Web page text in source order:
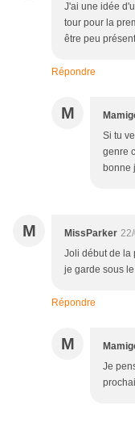
J'ai une idée
tour pour la
être peu
Répondre
M
Si tu
genre
bonne
M MissParker
Joli début de la
je garde sous
Répondre
M
Je